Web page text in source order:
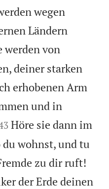
wegen
Ländern
werden von
deiner starken
erhobenen Arm
und in
Höre sie dann im
wohnst, und tu
zu dir ruft!
der Erde deinen